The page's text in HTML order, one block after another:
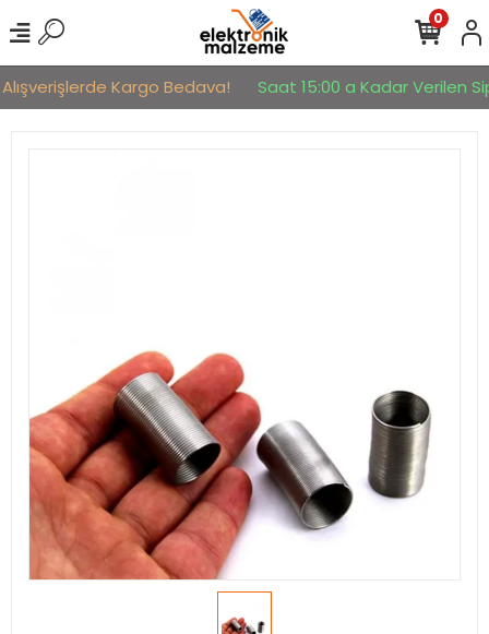
Kargo Bedava! Saat 15:00 a Kadar Verilen
0